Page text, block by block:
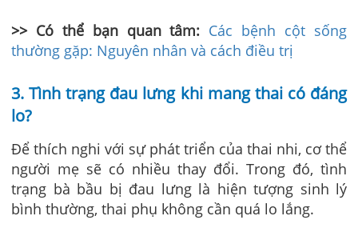
>> Có thể bạn quan tâm: Các bệnh cột sống
thường gặp: Nguyên nhân và cách điều trị
3. Tình trạng đau lưng khi mang thai có đáng
lo?
Để thích nghi với sự phát triển của thai nhi, cơ thể
người mẹ sẽ có nhiều thay đổi. Trong đó, tình
trạng bà bầu bị đau lưng là hiện tượng sinh lý
bình thường, thai phụ không cần quá lo lắng.